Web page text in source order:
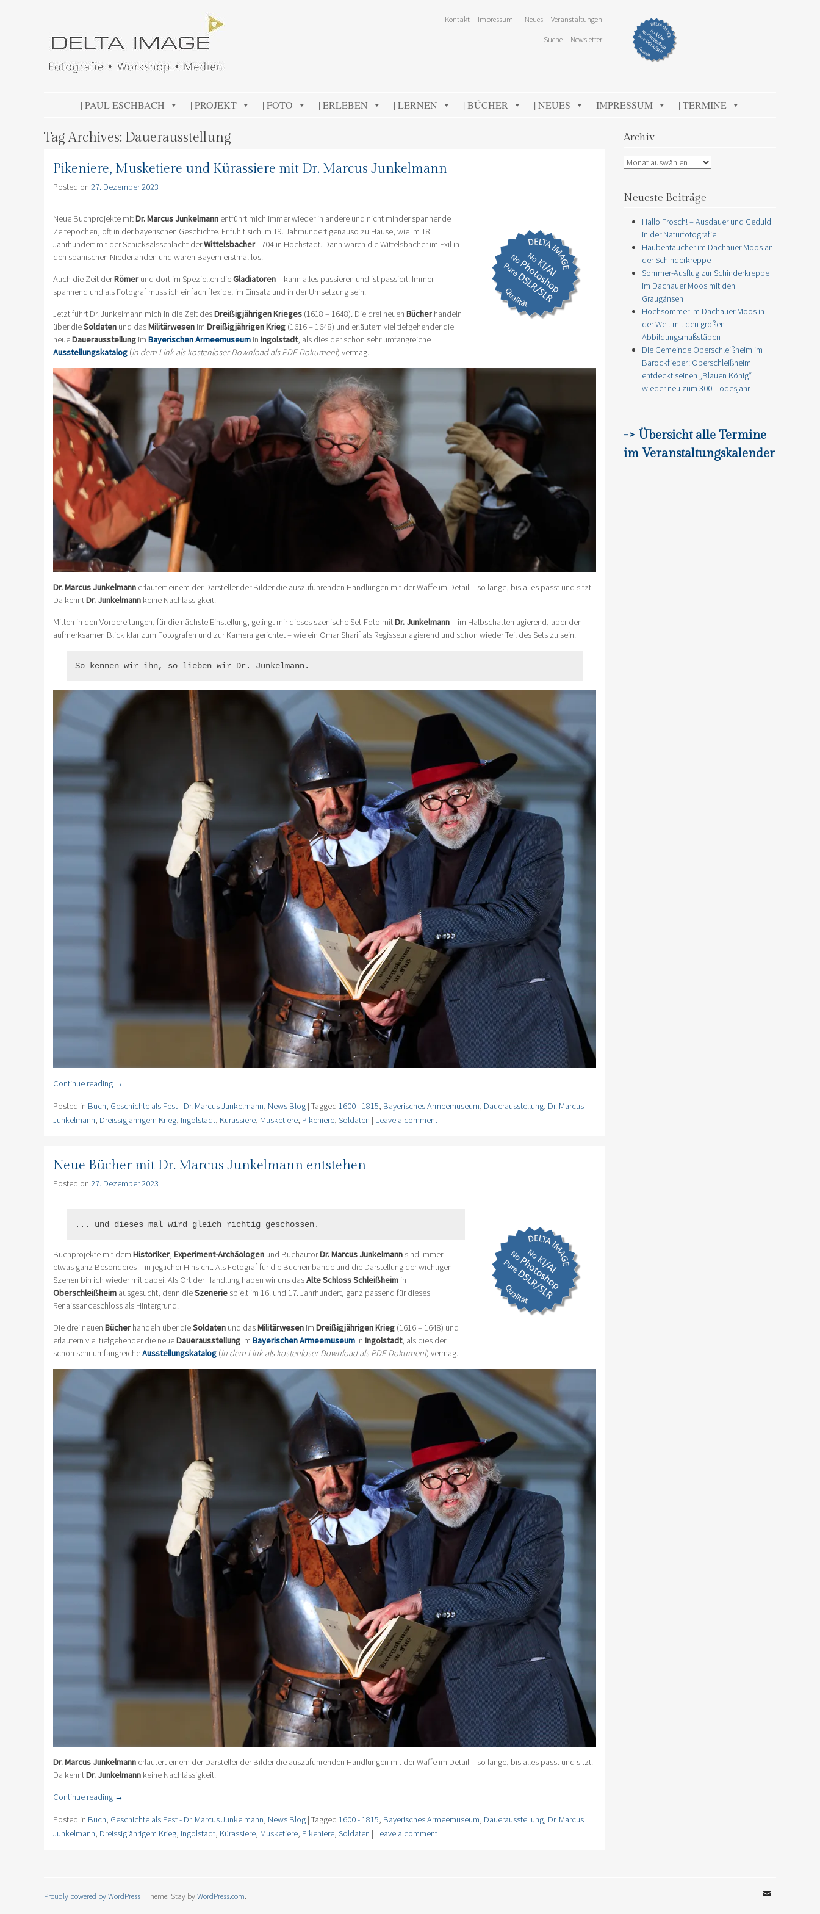
Kontakt Impressum | Neues Veranstaltungen
Suche Newsletter
SKIP TO CONTENT
| PAUL ESCHBACH | PROJEKT | FOTO | ERLEBEN | LERNEN | BÜCHER | NEUES IMPRESSUM | TERMINE
Tag Archives: Dauerausstellung
Pikeniere, Musketiere und Kürassiere mit Dr. Marcus Junkelmann
Posted on 27. Dezember 2023
Neue Buchprojekte mitDr. Marcus Junkelmann entführt mich immer wieder in andere und nicht minder spannende
Zeitepochen, oft in der bayerischen Geschichte. Er fühlt sich im 19. Jahrhundert genauso zu Hause, wie im 18.
Jahrhundert mit der Schicksalsschlacht derWittelsbacher1704 in Höchstädt. Dann waren die Wittelsbacher im Exil in
den spanischen Niederlanden und waren Bayern erstmal los.
Auch die Zeit derRömerund dort im Speziellen dieGladiatoren– kann alles passieren und ist passiert. Immer
spannend und als Fotograf muss ich einfach flexibel im Einsatz und in der Umsetzung sein.
Jetzt führt Dr. Junkelmann mich in die Zeit desDreißigjährigen Krieges (1618 – 1648). Die drei neuen Bücherhandeln
über dieSoldaten und dasMilitärwesen im Dreißigjährigen Krieg (1616 – 1648) und erläutern viel tiefgehender die
neueDauerausstellung im Bayerischen Armeemuseum in Ingolstadt, als dies der schon sehr umfangreiche
Ausstellungskatalog (in dem Link als kostenloser Download als PDF-Dokument) vermag.
Dr. Marcus Junkelmann erläutert einem der Darsteller der Bilder die auszuführenden Handlungen mit der Waffe im Detail – so lange, bis alles passt und sitzt.
Da kenntDr. Junkelmann keine Nachlässigkeit.
Mitten in den Vorbereitungen, für die nächste Einstellung, gelingt mir dieses szenische Set-Foto mitDr. Junkelmann– im Halbschatten agierend, aber den
aufmerksamen Blick klar zum Fotografen und zur Kamera gerichtet – wie ein Omar Sharif als Regisseur agierend und schon wieder Teil des Sets zu sein.
So kennen wir ihn, so lieben wir Dr. Junkelmann.
Continue reading →
Posted in Buch Geschichte als Fest - Dr. Marcus Junkelmann News Blog | Tagged 1600 - 1815 Bayerisches Armeemuseum Dauerausstellung Dr. Marcus
Junkelmann Dreissigjährigem Krieg Ingolstadt Kürassiere Musketiere Pikeniere Soldaten | Leave a comment
Neue Bücher mit Dr. Marcus Junkelmann entstehen
Posted on 27. Dezember 2023
... und dieses mal wird gleich richtig geschossen.
Buchprojekte mit dem Historiker, Experiment-Archäologen und BuchautorDr. Marcus Junkelmann sind immer
etwas ganz Besonderes – in jeglicher Hinsicht. Als Fotograf für die Bucheinbände und die Darstellung der wichtigen
Szenen bin ich wieder mit dabei. Als Ort der Handlung haben wir uns dasAlte Schloss Schleißheim in
Oberschleißheim ausgesucht, denn dieSzenerie spielt im 16. und 17. Jahrhundert, ganz passend für dieses
Renaissanceschloss als Hintergrund.
Die drei neuen Bücherhandeln über dieSoldaten und dasMilitärwesen im Dreißigjährigen Krieg (1616 – 1648) und
erläutern viel tiefgehender die neueDauerausstellung im Bayerischen Armeemuseum in Ingolstadt, als dies der
schon sehr umfangreicheAusstellungskatalog (in dem Link als kostenloser Download als PDF-Dokument) vermag.
Dr. Marcus Junkelmann erläutert einem der Darsteller der Bilder die auszuführenden Handlungen mit der Waffe im Detail – so lange, bis alles passt und sitzt.
Da kenntDr. Junkelmann keine Nachlässigkeit.
Continue reading →
Posted in Buch Geschichte als Fest - Dr. Marcus Junkelmann News Blog | Tagged 1600 - 1815 Bayerisches Armeemuseum Dauerausstellung Dr. Marcus
Junkelmann Dreissigjährigem Krieg Ingolstadt Kürassiere Musketiere Pikeniere Soldaten | Leave a comment
Archiv
Archiv
Neueste Beiträge
Hallo Frosch! – Ausdauer und Geduld
in der Naturfotografie
Haubentaucher im Dachauer Moos an
der Schinderkreppe
Sommer-Ausflug zur Schinderkreppe
im Dachauer Moos mit den
Graugänsen
Hochsommer im Dachauer Moos in
der Welt mit den großen
Abbildungsmaßstäben
Die Gemeinde Oberschleißheim im
Barockfieber: Oberschleißheim
entdeckt seinen „Blauen König“
wieder neu zum 300. Todesjahr
-> Übersicht alle Termine
im Veranstaltungskalender
Proudly powered by WordPress | Theme: Stay byWordPress.com